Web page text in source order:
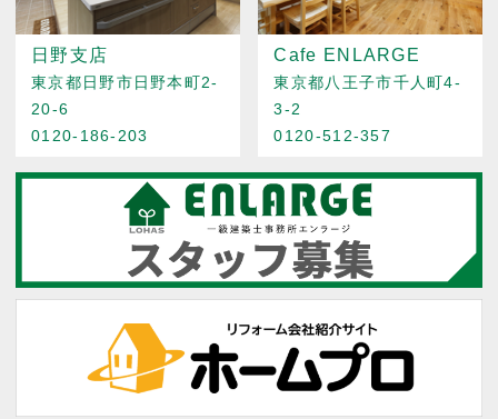
日野支店
東京都日野市日野本町2-
20-6
0120-186-203
Cafe ENLARGE
東京都八王子市千人町4-
3-2
0120-512-357